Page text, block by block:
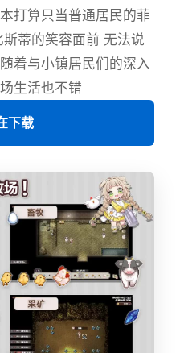
打算只当普通居民的菲
蒂的笑容面前 无法说
着与小镇居民们的深入
生活也不错
下载